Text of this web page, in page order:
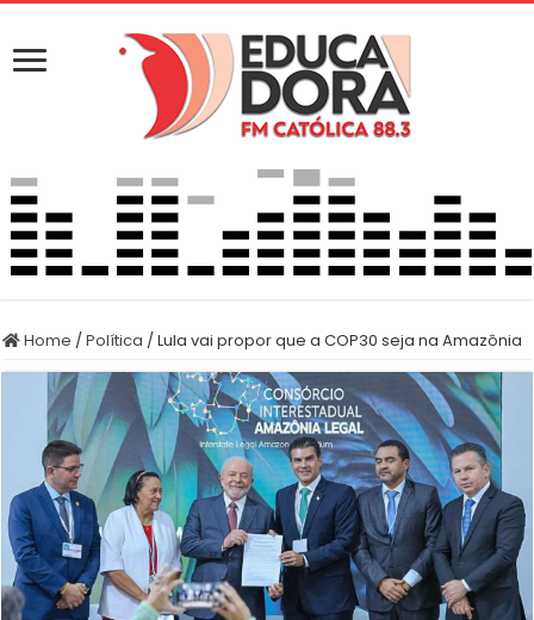
Home /Política /Lula vai propor que a COP30 seja na Amazônia